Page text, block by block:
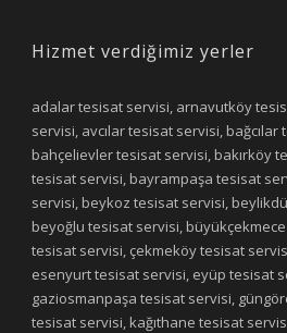
Hizmet verdiğimiz yerler
adalar tesisat servisi, arnavutköy
servisi, avcılar tesisat servisi, bağcılar
bahçelievler tesisat servisi, bakırköy
tesisat servisi, bayrampaşa tesisat
servisi, beykoz tesisat servisi,
beyoğlu tesisat servisi,
tesisat servisi, çekmeköy tesisat
esenyurt tesisat servisi, eyüp tesisat
gaziosmanpaşa tesisat servisi,
tesisat servisi, kağıthane tesisat